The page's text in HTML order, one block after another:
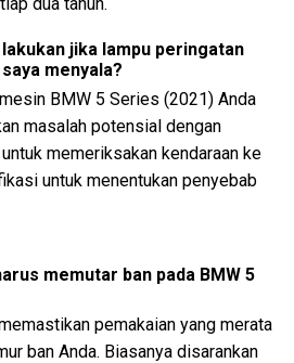
jika lampu peringatan
menyala?
BMW 5 Series (2021) Anda
masalah potensial dengan
memeriksakan kendaraan ke
untuk menentukan penyebab
memutar ban pada BMW 5
pemakaian yang merata
ban Anda. Biasanya disarankan